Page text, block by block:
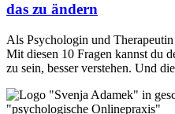
das zu ändern
Als Psychologin und
Mit diesen 10 Fragen kannst du
zu sein, besser verstehen. Und